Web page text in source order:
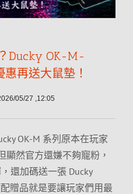
Ducky OK-M-
再送大鼠墊！
05/27 ,12:05
OK-M 系列原本在玩家
顯然官方還嫌不夠寵粉，
還加碼送一張 Ducky
贈品就是要讓玩家們用最